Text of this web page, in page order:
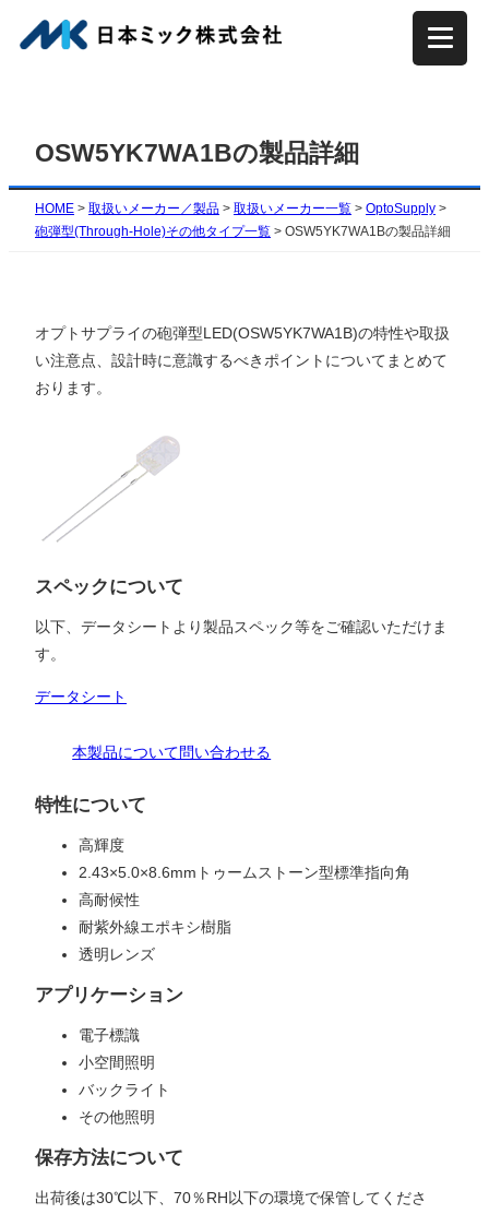
容
プ
OSW5YK7WA1Bの製品詳細
HOME > 取扱いメーカー／製品 > 取扱いメーカー一覧 > OptoSupply >
砲弾型(Through-Hole)その他タイプ一覧 > OSW5YK7WA1Bの製品詳細
オプトサプライの砲弾型LED(OSW5YK7WA1B)の特性や取扱
い注意点、設計時に意識するべきポイントについてまとめて
おります。
スペックについて
以下、データシートより製品スペック等をご確認いただけま
す。
データシート
本製品について問い合わせる
特性について
高輝度
2.43×5.0×8.6mmトゥームストーン型標準指向角
高耐候性
耐紫外線エポキシ樹脂
透明レンズ
アプリケーション
電子標識
小空間照明
バックライト
その他照明
保存方法について
出荷後は30℃以下、70％RH以下の環境で保管してくださ